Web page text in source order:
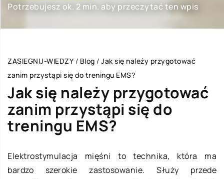
Potrzebujesz ok. 2 min. aby przeczytać ten wpis
ZASIEGNIJ-WIEDZY / Blog / Jak się należy przygotować
zanim przystąpi się do treningu EMS?
Jak się należy przygotować
zanim przystąpi się do
treningu EMS?
Elektrostymulacja mięśni to technika, która ma
bardzo szerokie zastosowanie. Służy przede